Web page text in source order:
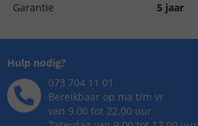
Garantie
5 jaar
Hulp nodig?
073 704 11 01
Bereikbaar op ma t/m vr
van 9.00 tot 22.00 uur